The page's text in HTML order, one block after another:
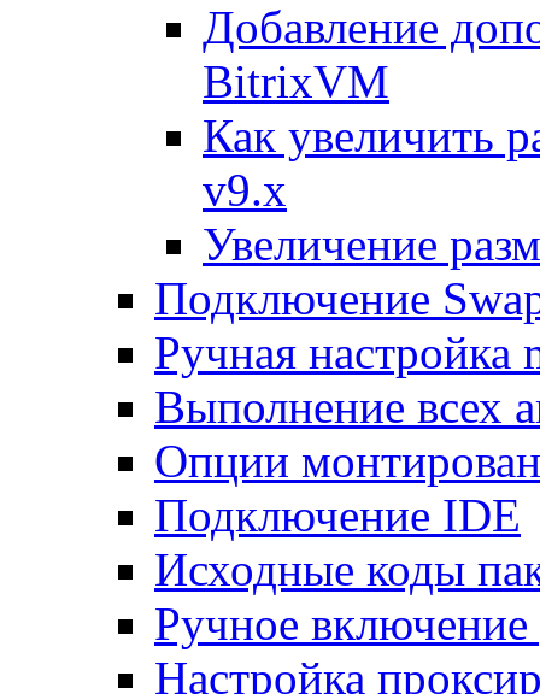
Добавление
BitrixVM
Как увеличить
v9.x
Увеличение
Подключение
Ручная настройка
Выполнение всех
Опции
Подключение IDE
Исходные коды
Ручное
Настройка